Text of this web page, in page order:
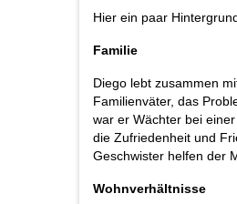
Hier ein paar
Familie
Diego lebt zusammen
Familienväter, das
war er Wächter bei
die Zufriedenheit und
Geschwister helfen der
Wohnverhältnisse